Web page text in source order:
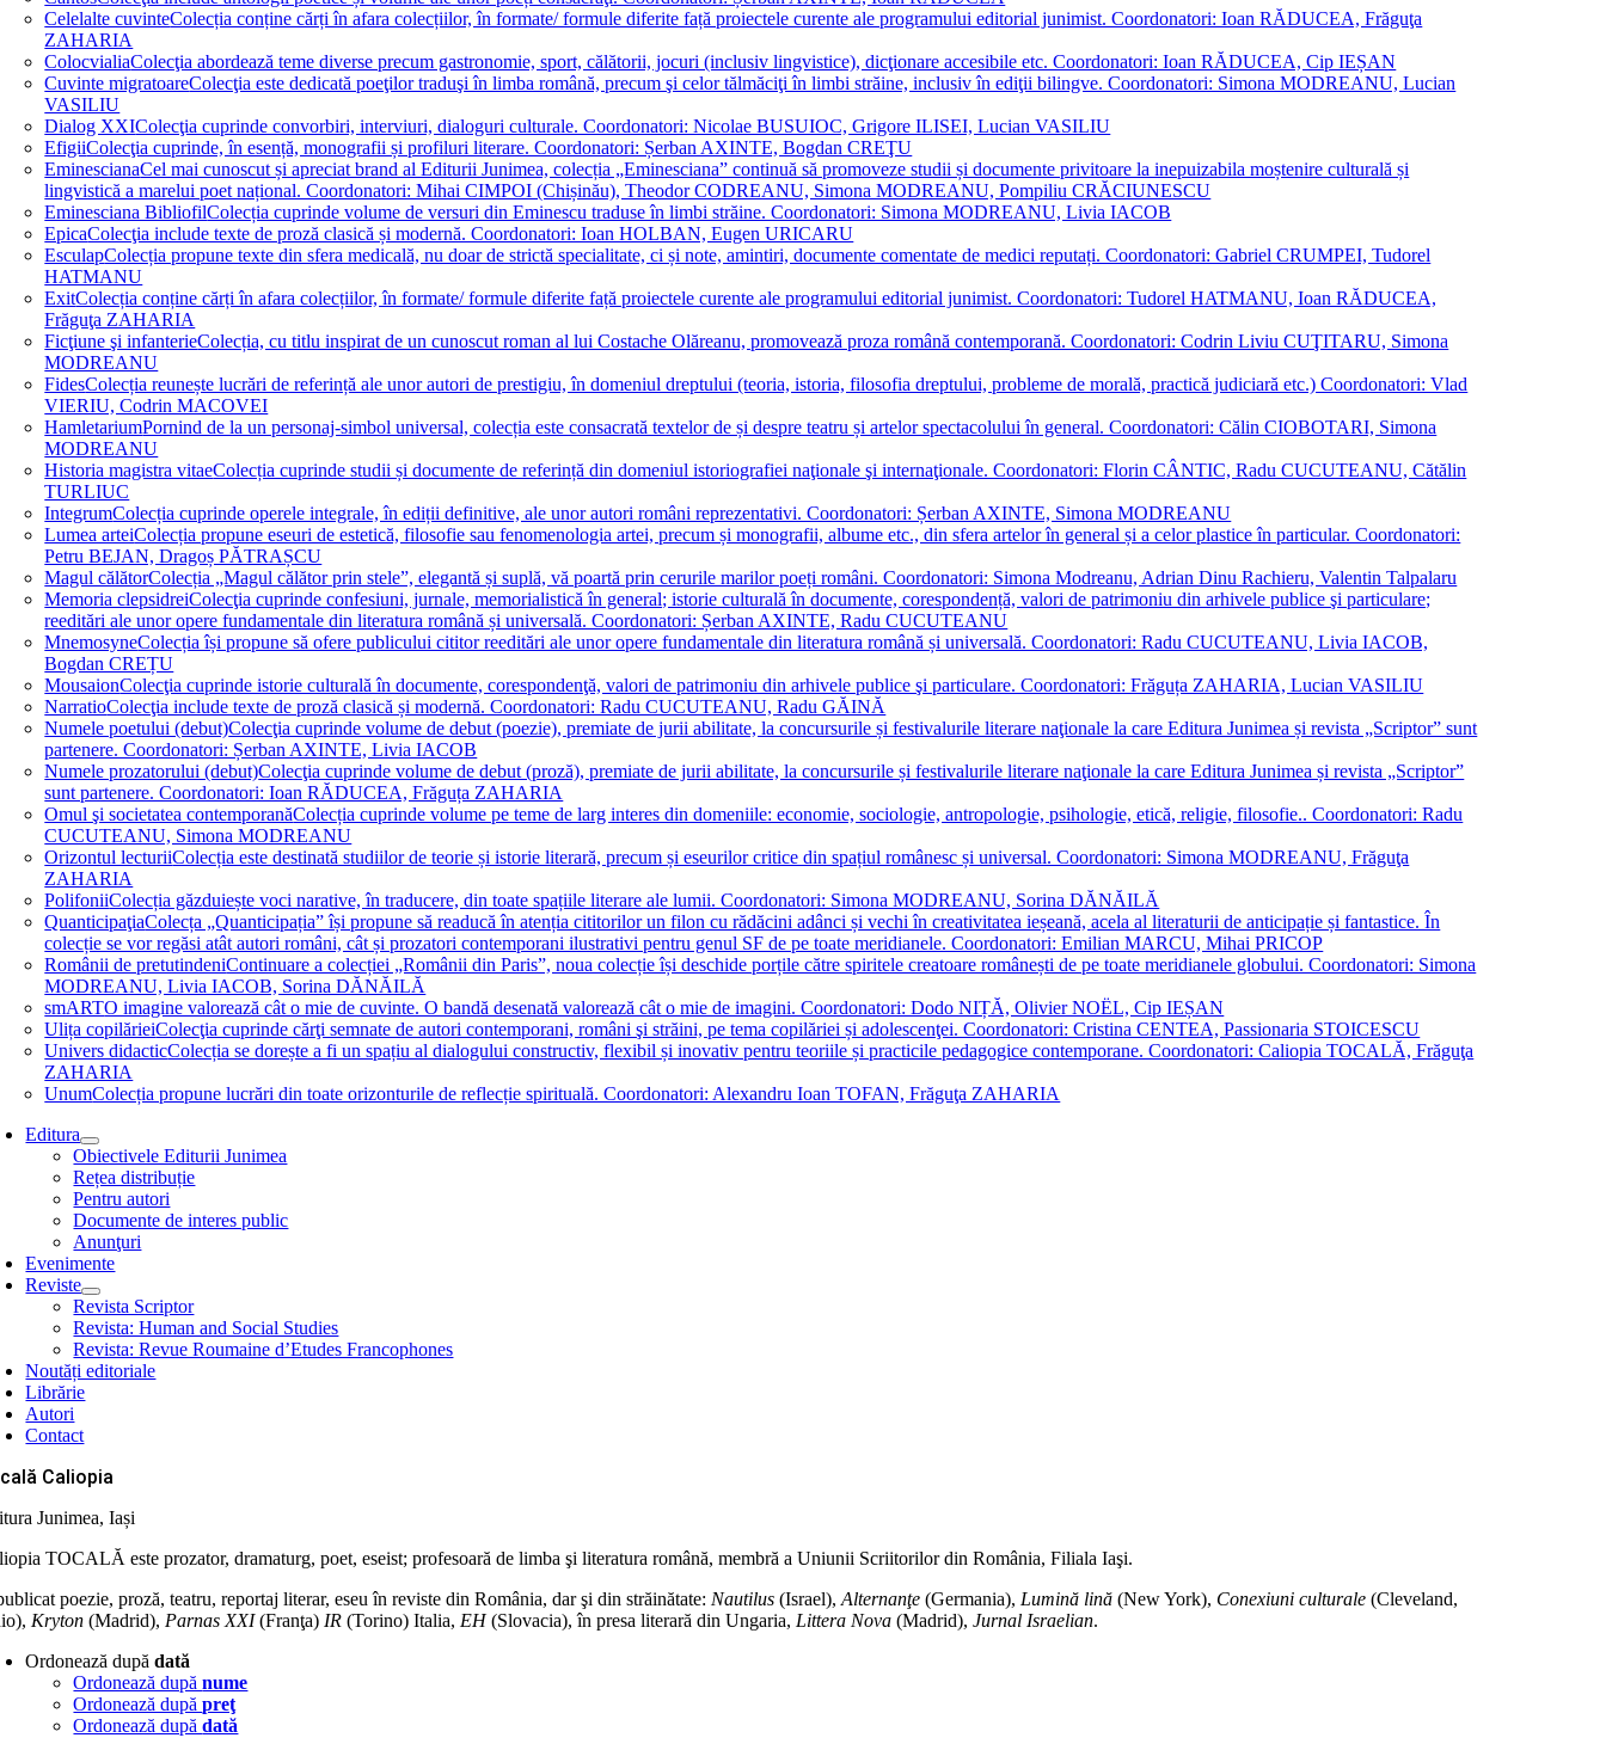
Celelalte cuvinteColecția conține cărți în afara colecțiilor, în formate/ formule diferite față proiectele curente ale programului editorial junimist. Coordonatori: Ioan RĂDUCEA, Frăguţa
ZAHARIA
ColocvialiaColecţia abordează teme diverse precum gastronomie, sport, călătorii, jocuri (inclusiv lingvistice), dicţionare accesibile etc. Coordonatori: Ioan RĂDUCEA, Cip IEȘAN
Cuvinte migratoareColecţia este dedicată poeţilor traduşi în limba română, precum şi celor tălmăciţi în limbi străine, inclusiv în ediţii bilingve. Coordonatori: Simona MODREANU, Lucian
VASILIU
Dialog XXIColecţia cuprinde convorbiri, interviuri, dialoguri culturale. Coordonatori: Nicolae BUSUIOC, Grigore ILISEI, Lucian VASILIU
EfigiiColecţia cuprinde, în esență, monografii și profiluri literare. Coordonatori: Șerban AXINTE, Bogdan CREŢU
EminescianaCel mai cunoscut și apreciat brand al Editurii Junimea, colecția „Eminesciana” continuă să promoveze studii și documente privitoare la inepuizabila moștenire culturală și
lingvistică a marelui poet național. Coordonatori: Mihai CIMPOI (Chișinău), Theodor CODREANU, Simona MODREANU, Pompiliu CRĂCIUNESCU
Eminesciana BibliofilColecția cuprinde volume de versuri din Eminescu traduse în limbi străine. Coordonatori: Simona MODREANU, Livia IACOB
EpicaColecţia include texte de proză clasică și modernă. Coordonatori: Ioan HOLBAN, Eugen URICARU
EsculapColecția propune texte din sfera medicală, nu doar de strictă specialitate, ci și note, amintiri, documente comentate de medici reputați. Coordonatori: Gabriel CRUMPEI, Tudorel
HATMANU
ExitColecția conține cărți în afara colecțiilor, în formate/ formule diferite față proiectele curente ale programului editorial junimist. Coordonatori: Tudorel HATMANU, Ioan RĂDUCEA,
Frăguţa ZAHARIA
Ficţiune şi infanterieColecția, cu titlu inspirat de un cunoscut roman al lui Costache Olăreanu, promovează proza română contemporană. Coordonatori: Codrin Liviu CUŢITARU, Simona
MODREANU
FidesColecția reunește lucrări de referință ale unor autori de prestigiu, în domeniul dreptului (teoria, istoria, filosofia dreptului, probleme de morală, practică judiciară etc.) Coordonatori: Vlad
VIERIU, Codrin MACOVEI
HamletariumPornind de la un personaj-simbol universal, colecția este consacrată textelor de și despre teatru și artelor spectacolului în general. Coordonatori: Călin CIOBOTARI, Simona
MODREANU
Historia magistra vitaeColecția cuprinde studii și documente de referință din domeniul istoriografiei naţionale şi internaţionale. Coordonatori: Florin CÂNTIC, Radu CUCUTEANU, Cătălin
TURLIUC
IntegrumColecția cuprinde operele integrale, în ediții definitive, ale unor autori români reprezentativi. Coordonatori: Șerban AXINTE, Simona MODREANU
Lumea arteiColecția propune eseuri de estetică, filosofie sau fenomenologia artei, precum și monografii, albume etc., din sfera artelor în general și a celor plastice în particular. Coordonatori:
Petru BEJAN, Dragoș PĂTRAȘCU
Magul călătorColecția „Magul călător prin stele”, elegantă și suplă, vă poartă prin cerurile marilor poeți români. Coordonatori: Simona Modreanu, Adrian Dinu Rachieru, Valentin Talpalaru
Memoria clepsidreiColecţia cuprinde confesiuni, jurnale, memorialistică în general; istorie culturală în documente, corespondență, valori de patrimoniu din arhivele publice şi particulare;
reeditări ale unor opere fundamentale din literatura română și universală. Coordonatori: Șerban AXINTE, Radu CUCUTEANU
MnemosyneColecția își propune să ofere publicului cititor reeditări ale unor opere fundamentale din literatura română și universală. Coordonatori: Radu CUCUTEANU, Livia IACOB,
Bogdan CREȚU
MousaionColecţia cuprinde istorie culturală în documente, corespondenţă, valori de patrimoniu din arhivele publice şi particulare. Coordonatori: Frăguța ZAHARIA, Lucian VASILIU
NarratioColecţia include texte de proză clasică și modernă. Coordonatori: Radu CUCUTEANU, Radu GĂINĂ
Numele poetului (debut)Colecţia cuprinde volume de debut (poezie), premiate de jurii abilitate, la concursurile și festivalurile literare naţionale la care Editura Junimea și revista „Scriptor” sunt
partenere. Coordonatori: Șerban AXINTE, Livia IACOB
Numele prozatorului (debut)Colecţia cuprinde volume de debut (proză), premiate de jurii abilitate, la concursurile și festivalurile literare naţionale la care Editura Junimea și revista „Scriptor”
sunt partenere. Coordonatori: Ioan RĂDUCEA, Frăguța ZAHARIA
Omul şi societatea contemporanăColecția cuprinde volume pe teme de larg interes din domeniile: economie, sociologie, antropologie, psihologie, etică, religie, filosofie.. Coordonatori: Radu
CUCUTEANU, Simona MODREANU
Orizontul lecturiiColecția este destinată studiilor de teorie și istorie literară, precum și eseurilor critice din spațiul românesc și universal. Coordonatori: Simona MODREANU, Frăguţa
ZAHARIA
PolifoniiColecția găzduiește voci narative, în traducere, din toate spațiile literare ale lumii. Coordonatori: Simona MODREANU, Sorina DĂNĂILĂ
QuanticipaţiaColecța „Quanticipația” își propune să readucă în atenția cititorilor un filon cu rădăcini adânci și vechi în creativitatea ieșeană, acela al literaturii de anticipație și fantastice. În
colecție se vor regăsi atât autori români, cât și prozatori contemporani ilustrativi pentru genul SF de pe toate meridianele. Coordonatori: Emilian MARCU, Mihai PRICOP
Românii de pretutindeniContinuare a colecției „Românii din Paris”, noua colecție își deschide porțile către spiritele creatoare românești de pe toate meridianele globului. Coordonatori: Simona
MODREANU, Livia IACOB, Sorina DĂNĂILĂ
smARTO imagine valorează cât o mie de cuvinte. O bandă desenată valorează cât o mie de imagini. Coordonatori: Dodo NIȚĂ, Olivier NOËL, Cip IEȘAN
Ulița copilărieiColecţia cuprinde cărţi semnate de autori contemporani, români şi străini, pe tema copilăriei și adolescenţei. Coordonatori: Cristina CENTEA, Passionaria STOICESCU
Univers didacticColecția se dorește a fi un spațiu al dialogului constructiv, flexibil și inovativ pentru teoriile și practicile pedagogice contemporane. Coordonatori: Caliopia TOCALĂ, Frăguţa
ZAHARIA
UnumColecția propune lucrări din toate orizonturile de reflecție spirituală. Coordonatori: Alexandru Ioan TOFAN, Frăguţa ZAHARIA
Editura
Obiectivele Editurii Junimea
Rețea distribuție
Pentru autori
Documente de interes public
Anunţuri
Evenimente
Reviste
Revista Scriptor
Revista: Human and Social Studies
Revista: Revue Roumaine d’Etudes Francophones
Noutăți editoriale
Librărie
Autori
Contact
Caliopia
Junimea, Iași
TOCALĂ este prozator, dramaturg, poet, eseist; profesoară de limba şi literatura română, membră a Uniunii Scriitorilor din România, Filiala Iaşi.
poezie, proză, teatru, reportaj literar, eseu în reviste din România, dar şi din străinătate: Nautilus (Israel),Alternanţe (Germania), Lumină lină(New York), Conexiuni culturale (Cleveland,
Kryton (Madrid), Parnas XXI(Franţa) IR (Torino) Italia, EH(Slovacia), în presa literară din Ungaria, Littera Nova (Madrid),Jurnal Israelian.
Ordonează dupădată
Ordonează dupănume
Ordonează dupăpreţ
Ordonează dupădată